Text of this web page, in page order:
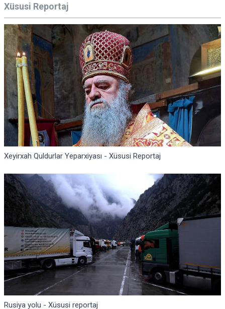
Xüsusi Reportaj
Xeyirxah Quldurlar Yeparxiyası - Xüsusi Reportaj
Rusiya yolu - Xüsusi reportaj